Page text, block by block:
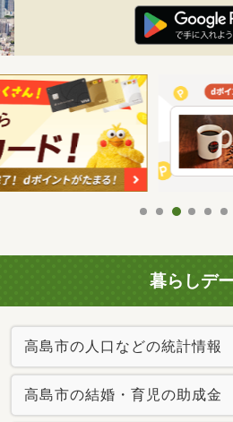
暮らしデ
高島市の人口などの統計情報
高島市の結婚・育児の助成金